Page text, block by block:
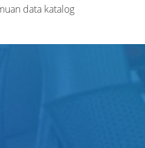
data katalog